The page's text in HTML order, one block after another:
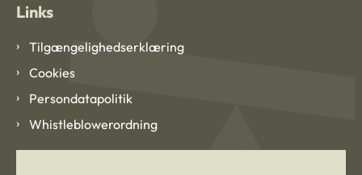
Links
Tilgængelighedserklæring
Cookies
Persondatapolitik
Whistleblowerordning